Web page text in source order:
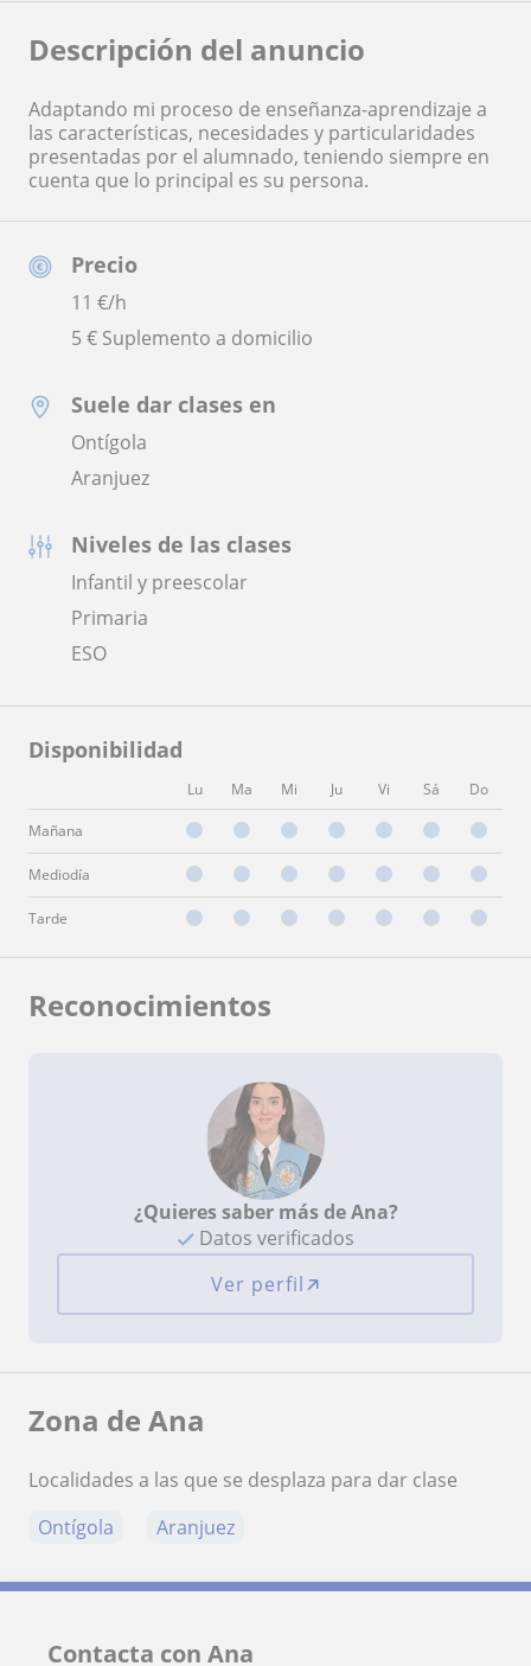
Precio
11 €/h
5 € Suplemento a domicilio
Suele dar clases en
Ontígola
Aranjuez
Niveles de las clases
Infantil y preescolar
Primaria
ESO
Disponibilidad
Lu Ma Mi Ju Vi Sá Do
Mañana
Mediodía
Tarde
Descripción del anuncio
Adaptando mi proceso de enseñanza-aprendizaje a
las características, necesidades y particularidades
presentadas por el alumnado, teniendo siempre en
cuenta que lo principal es su persona.
Reconocimientos
¿Quieres saber más de Ana?
Datos verificados
Ver perfil
Zona de Ana
Localidades a las que se desplaza para dar clase
Ontígola
Aranjuez
Contacta con Ana